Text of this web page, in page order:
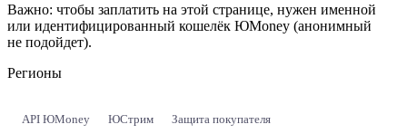
Важно: чтобы заплатить на этой странице, нужен именной
или идентифицированный кошелёк ЮMoney (анонимный
не подойдет).
Регионы
API ЮMoney ЮСтрим Защита покупателя